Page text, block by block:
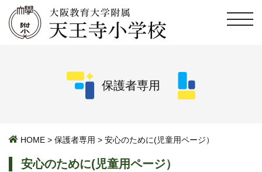
保護者専用
HOME > 保護者専用 > 安心のために(児童用ページ）
安心のために(児童用ページ）